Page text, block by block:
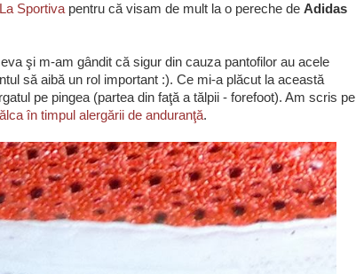
La Sportivapentru că visam de mult la o pereche de Adidas
şi m-am gândit că sigur din cauza pantofilor au acele
să aibă un rol important :). Ce mi-a plăcut la această
pe pingea (partea din faţă a tălpii - forefoot). Am scris pe
în timpul alergării de anduranţă.